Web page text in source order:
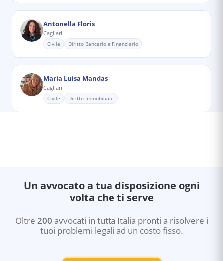
Antonella Floris
Cagliari
Civile Diritto Bancario e Finanziario
Maria Luisa Mandas
Cagliari
Civile Diritto Immobiliare
Un avvocato a tua disposizione ogni
volta che ti serve
Oltre 200 avvocati in tutta Italia pronti a risolvere i
tuoi problemi legali ad un costo fisso.